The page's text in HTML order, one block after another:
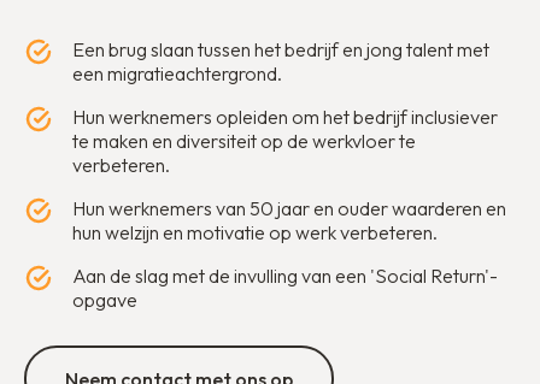
Een brug slaan tussen het bedrijf en jong talent met
een migratieachtergrond.
Hun werknemers opleiden om het bedrijf inclusiever
te maken en diversiteit op de werkvloer te
verbeteren.
Hun werknemers van 50 jaar en ouder waarderen en
hun welzijn en motivatie op werk verbeteren.
Aan de slag met de invulling van een 'Social Return'-
opgave
Neem contact met ons op